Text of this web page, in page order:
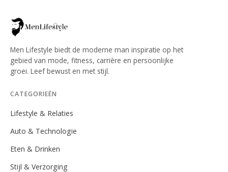
Men Lifestyle biedt de moderne man inspiratie op het
gebied van mode, fitness, carrière en persoonlijke
groei. Leef bewust en met stijl.
CATEGORIEËN
Lifestyle & Relaties
Auto & Technologie
Eten & Drinken
Stijl & Verzorging